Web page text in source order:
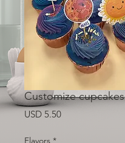
Customize cupcakes
USD 5.50Precio
Flavors *